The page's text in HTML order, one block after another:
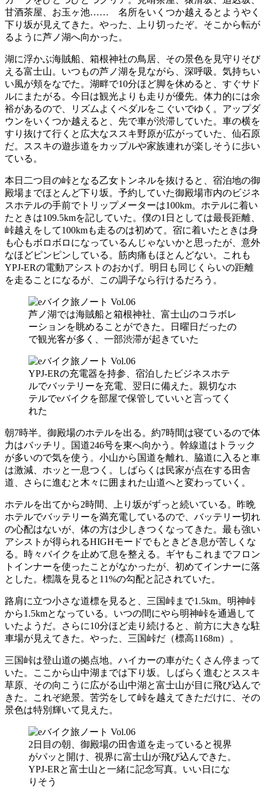
甘酒茶屋、お玉ヶ池…… 名所をいくつか越えるとようやく
下り坂が見えてきた。やった、上り切ったぞ。そこから転が
るように芦ノ湖へ向かった。
湖に浮かぶ海賊船、箱根神社の鳥居、その景色を見守りそび
える富士山。いつもの芦ノ湖を見ながら、深呼吸。気持ちい
い風が頬をなでた。湖畔で10分ほど脚を休めると、すぐサド
ルにまたがる。今日は観光よりも走りが優先。体力的には余
裕があるので、リズムよくペダルをこぐいでゆく。アップダ
ウンをいくつか越えると、先で車が渋滞していた。車の横を
すり抜けて行くと広大なススキ野原が広がっていた、仙石原
だ。ススキの遊歩道をカップルや家族連れが楽しそうに歩い
ている。
本日二つ目の峠となる乙女トンネルを抜けると、宿泊地の御
殿場までほとんど下り坂。予約していた御殿場市内のビジネ
スホテルの手前でトリップメーターは100km。ホテルに着い
たときは109.5kmを記していた。僕の1日としては最長距離、
峠越えをして100kmも走るのは初めて。宿に着いたときは身
も心もボロボロになっているんじゃないかと思ったが、意外
なほどピンピンしている。筋肉痛もほとんどない。これも
YPJ-ERの電動アシストのおかげ。明日も同じくらいの距離
を走ることになるが、この調子なら行けるだろう。
芦ノ湖では海賊船と箱根神社、富士山のコラボレ
ーションを眺めることができた。日曜日だったの
で観光客が多く、一部渋滞が起きていた
YPJ-ERの充電器を持参、宿泊したビジネスホテ
ルでバッテリーを充電、翌日に備えた。親切なホ
テルでeバイクを部屋で保管していいと言ってく
れた
朝7時半。御殿場のホテルを出る。約7時間は寝ているので体
力はバッチリ。国道246号を東へ向かう。幹線道はトラック
が多いので気を使う。小山から国道を離れ、脇道に入ると車
は激減、ホッと一息つく。しばらくは民家が点在する田舎
道、さらに進むと木々に囲まれた山道へと変わっていく。
ホテルを出てから2時間、上り坂がずっと続いている。昨晩
ホテルでバッテリーを満充電しているので、バッテリー切れ
の心配はないが、体の方は少しきつくなってきた。最も強い
アシストが得られるHIGHモードでもときどき息が苦しくな
る。時々バイクを止めて息を整える。ギヤもこれまでフロン
トインナーを使ったことがなかったが、初めてインナーに落
とした。標識を見ると11%の勾配と記されていた。
路肩に立つ小さな道標を見ると、三国峠まで1.5km。明神峠
から1.5kmとなっている。いつの間にやら明神峠を通過して
いたようだ。さらに10分ほど走り続けると、前方に大きな駐
車場が見えてきた。やった、三国峠だ（標高1168m）。
三国峠は登山道の拠点地。ハイカーの車がたくさん停まって
いた。ここから山中湖までは下り坂。しばらく進むとススキ
草原、その向こうに広がる山中湖と富士山が目に飛び込んで
きた。これぞ絶景。苦労をして峠を越えてきただけに、その
景色は特別輝いて見えた。
2日目の朝、御殿場の田舎道を走っていると視界
がパッと開け、視界に富士山が飛び込んできた。
YPJ-ERと富士山と一緒に記念写真。いい日にな
りそう